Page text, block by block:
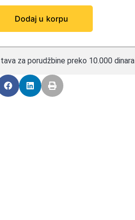
Dodaj u korpu
za porudžbine preko 10.000 dinara